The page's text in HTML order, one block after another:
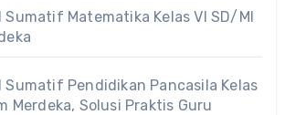
Sumatif Matematika Kelas VI SD/MI
Sumatif Pendidikan Pancasila Kelas
Merdeka, Solusi Praktis Guru